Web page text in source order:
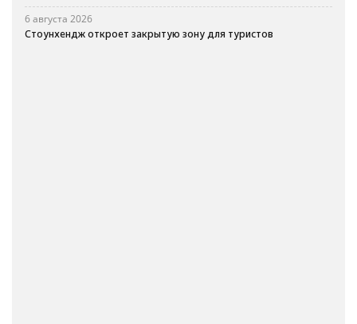
6 августа 2026
Стоунхендж откроет закрытую зону для туристов